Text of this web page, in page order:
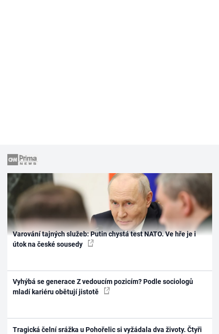
Varování tajných služeb: Putin chystá test NATO. Ve hře je i
útok na české sousedy
Vyhýbá se generace Z vedoucím pozicím? Podle sociologů
mladí kariéru obětují jistotě
Tragická čelní srážka u Pohořelic si vyžádala dva životy. Čtyři